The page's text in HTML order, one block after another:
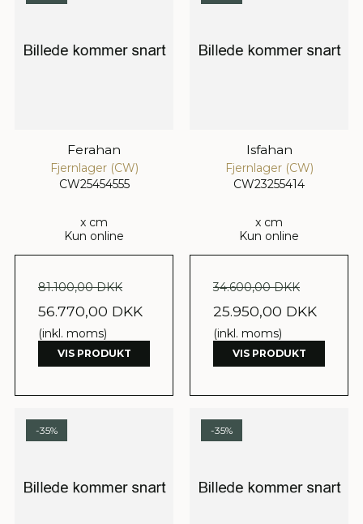
Ferahan
Fjernlager (CW)
CW25454555
x cm
Kun online
81.100,00 DKK
56.770,00 DKK
(inkl. moms)
VIS PRODUKT
Isfahan
Fjernlager (CW)
CW23255414
x cm
Kun online
34.600,00 DKK
25.950,00 DKK
(inkl. moms)
VIS PRODUKT
-35% -35%